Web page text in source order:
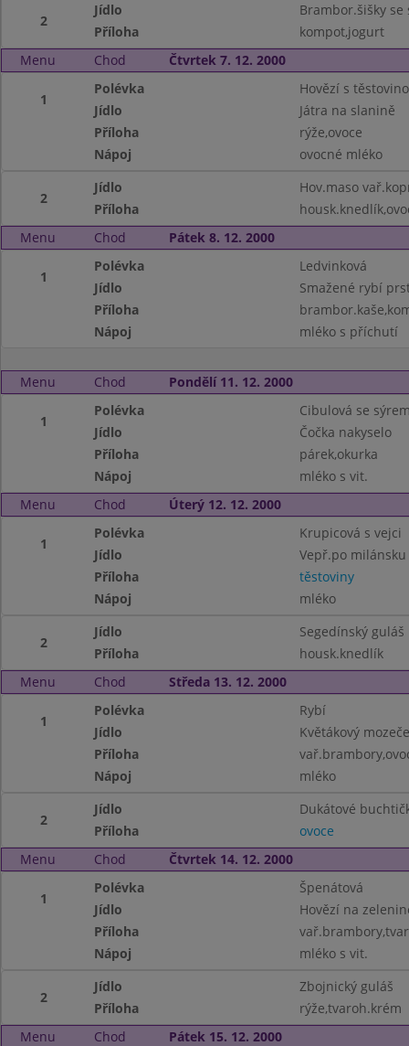
2
Jídlo
Brambor.šišky
Příloha
kompot,jogurt
Menu
Chod Čtvrtek 7. 12. 2000
1
Polévka
Hovězí s
Jídlo
Játra na slanině
Příloha
rýže,ovoce
Nápoj
ovocné mléko
2
Jídlo
Hov.maso
Příloha
Menu
Chod Pátek 8. 12. 2000
1
Polévka
Ledvinková
Jídlo
Smažené rybí
Příloha
Nápoj
mléko s příchutí
Menu Chod Pondělí 11. 12. 2000
1
Polévka
Cibulová se
Jídlo
Čočka nakyselo
Příloha
párek,okurka
Nápoj
mléko s vit.
Menu
Chod Úterý 12. 12. 2000
1
Polévka
Krupicová s vejci
Jídlo
Vepř.po milánsku
Příloha
těstoviny
Nápoj
mléko
2
Jídlo
Segedínský guláš
Příloha
housk.knedlík
Menu
Chod Středa 13. 12. 2000
1
Polévka
Rybí
Jídlo
Květákový
Příloha
Nápoj
mléko
2
Jídlo
Dukátové
Příloha
ovoce
Menu
Chod Čtvrtek 14. 12. 2000
1
Polévka
Špenátová
Jídlo
Hovězí na
Příloha
Nápoj
mléko s vit.
2
Jídlo
Zbojnický guláš
Příloha
rýže,tvaroh.krém
Menu
Chod Pátek 15. 12. 2000